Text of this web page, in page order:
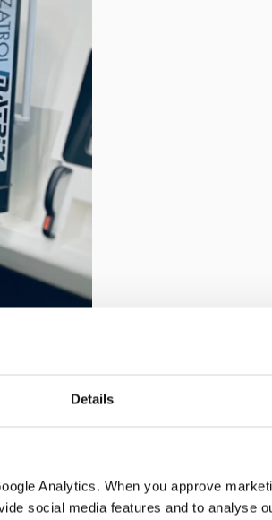
Details
Analytics. When you approve
social media features and to analyse